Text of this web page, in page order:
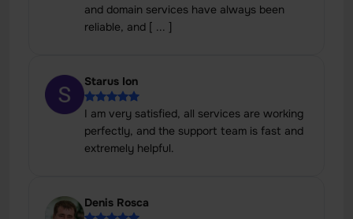
and domain services have always been
reliable, and [ ... ]
Starus Ion
I am very satisfied, all services are working
perfectly, and the support team is fast and
extremely helpful.
Denis Rosca